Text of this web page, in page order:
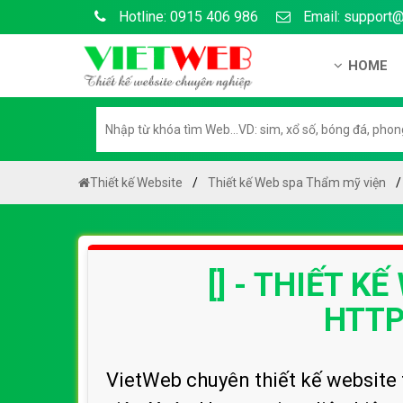
Hotline: 0915 406 986 Email:
HOME
Hướng
Chính
Chính
Liên hệ
Thiết kế Website Thiết kế Web spa Thẩm mỹ viện
[] - THIẾT
VietWeb chuyên thiết kế